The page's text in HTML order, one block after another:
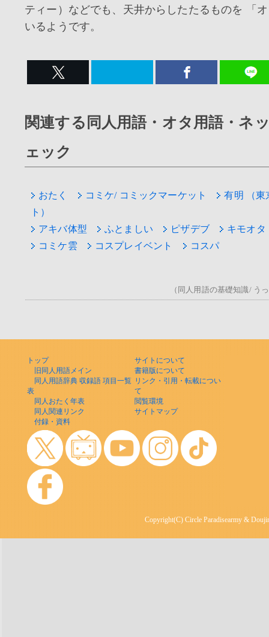
ティー）などでも、天井からしたたるものを 「
いるようです。
関連する同人用語・オタ用語・ネ
ェック
おたく コミケ/ コミックマーケット
有明 （東
ト）
アキバ体型
ふとましい ピザデブ
キモオタ
コミケ雲
コスプレイベント コスパ
（同人用語の基礎知識/ う
トップ
旧同人用語メイン
同人用語辞典 収録語 項目一覧
表
同人おたく年表
同人関連リンク
付録・資料
サイトについて
書籍版について
リンク・引用・転載につい
て
閲覧環境
サイトマップ
Copyright(C) Circle Paradisearmy &